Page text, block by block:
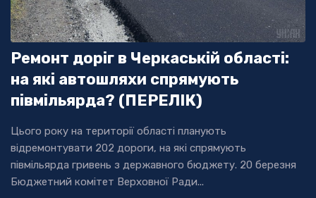
Ремонт доріг в Черкаській області:
на які автошляхи спрямують
півмільярда? (ПЕРЕЛІК)
Цього року на території області планують
відремонтувати 202 дороги, на які спрямують
півмільярда гривень з державного бюджету. 20 березня
Бюджетний комітет Верховної Ради...